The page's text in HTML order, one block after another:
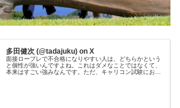
多田健次 (@tadajuku) on X
面接ロープレで不合格になりやすい人は、どちらかという
と個性が強いんですよね。これはダメなことではなくて、
本来はすごい強みなんです。ただ、キャリコン試験におい